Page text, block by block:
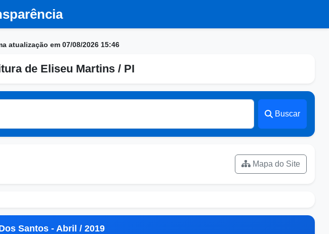
atualização em 07/08/2026 15:46
de Eliseu Martins / PI
Buscar
Mapa do Site
Santos - Abril / 2019